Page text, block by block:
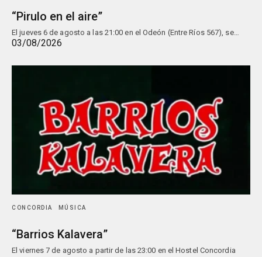
“Pirulo en el aire”
El jueves 6 de agosto a las 21:00 en el Odeón (Entre Ríos 567), se…
03/08/2026
CONCORDIA MÚSICA
“Barrios Kalavera”
El viernes 7 de agosto a partir de las 23:00 en el Hostel Concordia